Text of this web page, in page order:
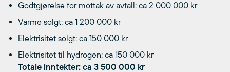
Godtgjørelse for mottak av avfall: ca 2 000 000 kr
Varme solgt: ca 1 200 000 kr
Elektrisitet solgt: ca 150 000 kr
Elektrisitet til hydrogen: ca 150 000 kr
Totale inntekter: ca 3 500 000 kr